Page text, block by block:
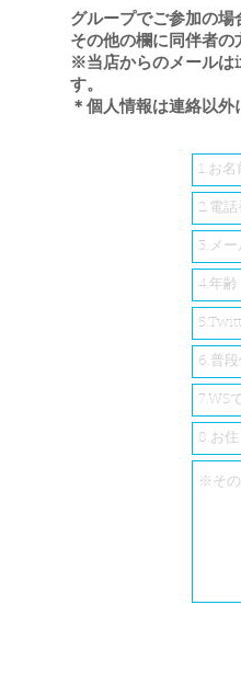
グループでご参加の場
その他の欄に同伴者の
※当店からのメールは
す。
＊個人情報は連絡以外